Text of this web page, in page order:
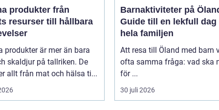
produkter från
resurser till hållbara
produkter är mer än bara
skaldjur på tallriken. De
allt från mat och hälsa ti...
Barnaktiviteter på
Guide till en lekfull dag
hela familjen
Att resa till Öland med barn
ofta samma fråga: vad ska
för ...
30 juli 2026